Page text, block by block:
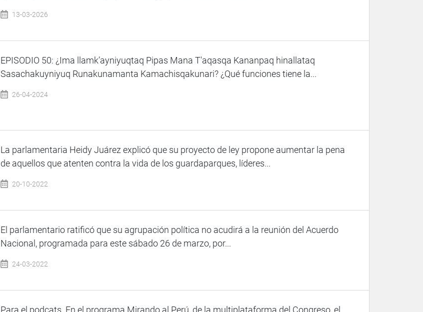
13-03-2026
EPISODIO 50: ¿Ima llamk’ayniyuqtaq Pipas Mana T'aqasqa Kananpaq hinallataq
Sasachakuyniyuq Runakunamanta Kamachisqakunari? ¿Qué funciones tiene la...
26-04-2024
La parlamentaria Heidy Juárez explicó que su proyecto de ley propone aumentar la pena
de aquellos que atenten contra la vida de los guardaparques, líderes...
20-10-2022
El parlamentario ratificó que su agrupación política no acudirá a la reunión del Acuerdo
Nacional, programada para este sábado 26 de marzo, por...
24-03-2022
Para el podcats. En el programa Mirando al Perú, de la multiplataforma del Congreso, el